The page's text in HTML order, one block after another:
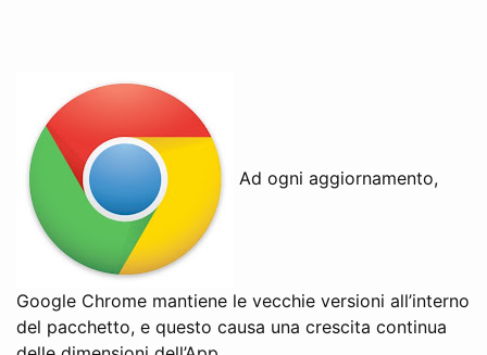
Ad ogni aggiornamento,
Google Chrome mantiene le vecchie versioni all’interno
del pacchetto, e questo causa una crescita continua